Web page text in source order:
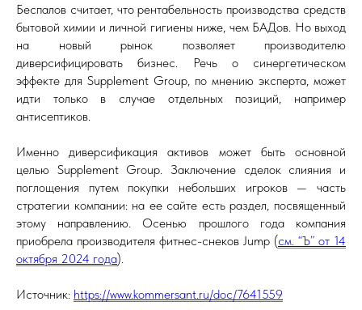
Беспалов считает, что рентабельность производства средств
бытовой химии и личной гигиены ниже, чем БАДов. Но выход
на новый рынок позволяет производителю
диверсифицировать бизнес. Речь о синергетическом
эффекте для Supplement Group, по мнению эксперта, может
идти только в случае отдельных позиций, например
антисептиков.
Именно диверсификация активов может быть основной
целью Supplement Group. Заключение сделок слияния и
поглощения путем покупки небольших игроков — часть
стратегии компании: на ее сайте есть раздел, посвященный
этому направлению. Осенью прошлого года компания
приобрела производителя фитнес-снеков Jump (см. “Ъ” от 14
октября 2024 года).
Источник: https://www.kommersant.ru/doc/7641559